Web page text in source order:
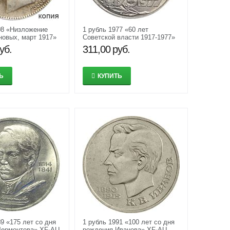
«Низложение
март 1917»
1 рубль 1977 «60 лет
Советской власти 1917-1977»
XF-AU
311,00 руб.
КУПИТЬ
«175 лет со дня
1 рубль 1991 «100 лет со дня